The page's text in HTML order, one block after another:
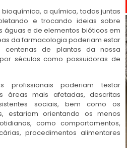
a química, todas juntas
e trocando ideias sobre
águas e de elementos bióticos em
da farmacologia poderiam estar
centenas de plantas da nossa
séculos como possuidoras de
profissionais poderiam testar
áreas mais afetadas, descritas
sociais, bem como os
estariam orientando os menos
como comportamentos,
procedimentos alimentares